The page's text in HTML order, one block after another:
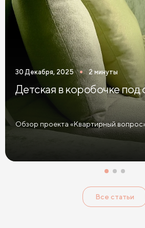
30 Декабря, 2025 2 минуты
Детская в коробочке под
Обзор проекта «Квартирный
Все статьи